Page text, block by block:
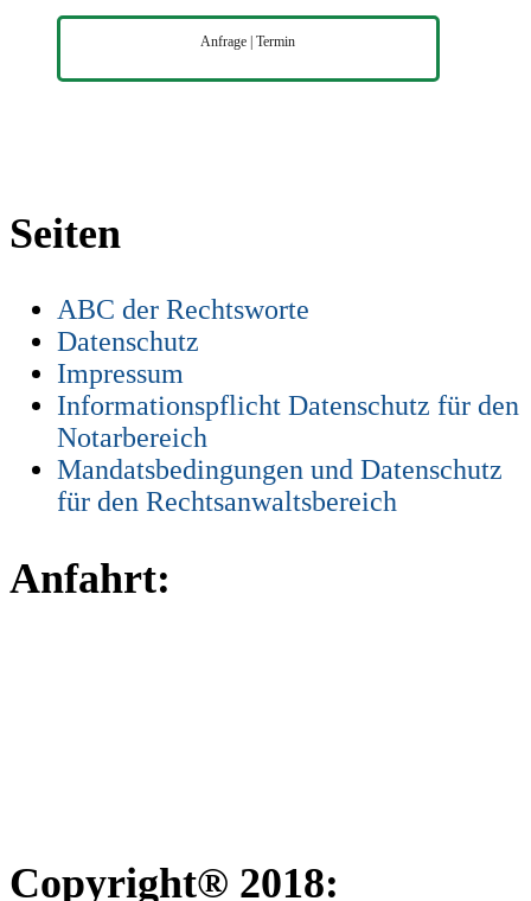
Anfrage | Termin
Seiten
ABC der Rechtsworte
Datenschutz
Impressum
Informationspflicht Datenschutz für den
Notarbereich
Mandatsbedingungen und Datenschutz
für den Rechtsanwaltsbereich
Anfahrt:
Copyright® 2018: